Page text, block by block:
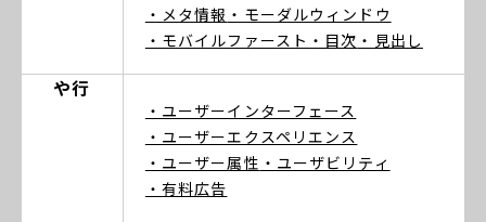
・メタ情報 ・モーダルウィンドウ
・モバイルファースト ・目次 ・見出し
や行
・ユーザーインターフェース
・ユーザーエクスペリエンス
・ユーザー属性 ・ユーザビリティ
・有料広告